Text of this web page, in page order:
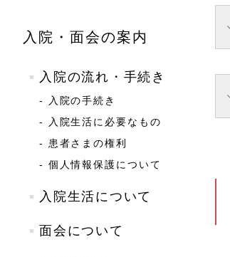
入院・面会の案内
入院の流れ・手続き
- 入院の手続き
- 入院生活に必要なもの
- 患者さまの権利
- 個人情報保護について
入院生活について
面会について